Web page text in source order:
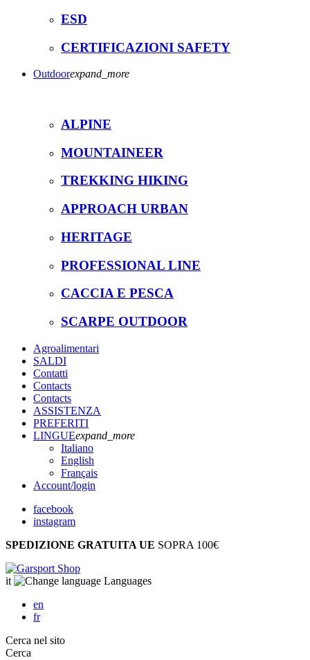
ESD
CERTIFICAZIONI SAFETY
Outdoorexpand_more
ALPINE
MOUNTAINEER
TREKKING HIKING
APPROACH URBAN
HERITAGE
PROFESSIONAL LINE
CACCIA E PESCA
SCARPE OUTDOOR
Agroalimentari
SALDI
Contatti
Contacts
Contacts
ASSISTENZA
PREFERITI
LINGUEexpand_more
Italiano
English
Français
Account/login
facebook
instagram
SPEDIZIONE GRATUITA UE SOPRA 100€
it
Languages
en
fr
Cerca nel sito
Cerca